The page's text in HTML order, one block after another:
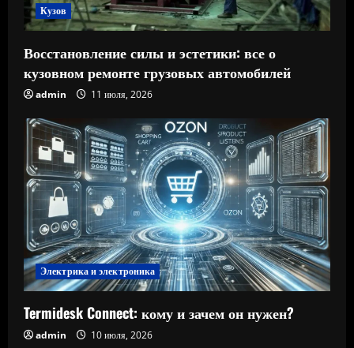
Кузов
Восстановление силы и эстетики: все о
кузовном ремонте грузовых автомобилей
admin 11 июля, 2026
Электрика и электроника
Termidesk Connect: кому и зачем он нужен?
admin 10 июля, 2026